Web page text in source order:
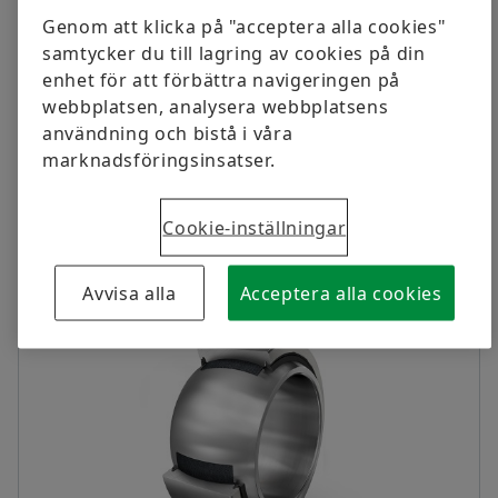
Plain Bearings
Forwarding to the web shop
environmentally friendly.
To the medias product catalog
PRODUCT VARIANTS
Genom att klicka på "acceptera alla cookies"
samtycker du till lagring av cookies på din
enhet för att förbättra navigeringen på
webbplatsen, analysera webbplatsens
användning och bistå i våra
marknadsföringsinsatser.
Cookie-inställningar
Avvisa alla Acceptera alla cookies